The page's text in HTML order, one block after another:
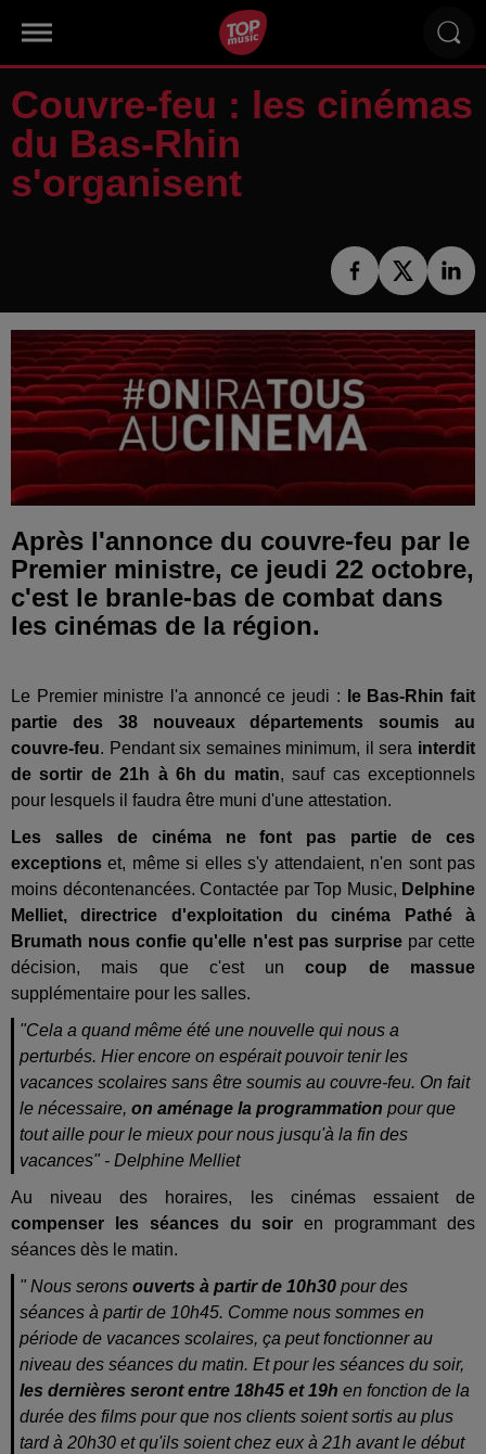
Couvre-feu : les cinémas
du Bas-Rhin
s'organisent
Après l'annonce du couvre-feu par le
Premier ministre, ce jeudi 22 octobre,
c'est le branle-bas de combat dans
les cinémas de la région.
Le Premier ministre l'a annoncé ce jeudi :
le Bas-Rhin fait
partie des 38 nouveaux départements soumis au
couvre-feu. Pendant six semaines minimum, il sera interdit
de sortir de 21h à 6h du matin, sauf cas exceptionnels
pour lesquels il faudra être muni d'une attestation.
Les salles de cinéma ne font pas partie de ces
exceptions et, même si elles s'y attendaient, n'en sont pas
moins décontenancées. Contactée par Top Music, Delphine
Melliet, directrice d'exploitation du cinéma Pathé à
Brumath nous confie qu'elle n'est pas surprisepar cette
décision, mais que c'est uncoup de massue
supplémentaire pour les salles.
"Cela a quand même été une nouvelle qui nous a
perturbés. Hier encore on espérait pouvoir tenir les
vacances scolaires sans être soumis au couvre-feu. On fait
le nécessaire, on aménage la programmation pour que
tout aille pour le mieux pour nous jusqu'à la fin des
vacances" - Delphine Melliet
Au niveau des horaires, les cinémas essaient de
compenser les séances du soir en programmant des
séances dès le matin.
" Nous serons ouverts à partir de 10h30 pour des
séances à partir de 10h45. Comme nous sommes en
période de vacances scolaires, ça peut fonctionner au
niveau des séances du matin. Et pour les séances du soir,
les dernières seront entre 18h45 et 19h en fonction de la
durée des films pour que nos clients soient sortis au plus
tard à 20h30 et qu'ils soient chez eux à 21h avant le début